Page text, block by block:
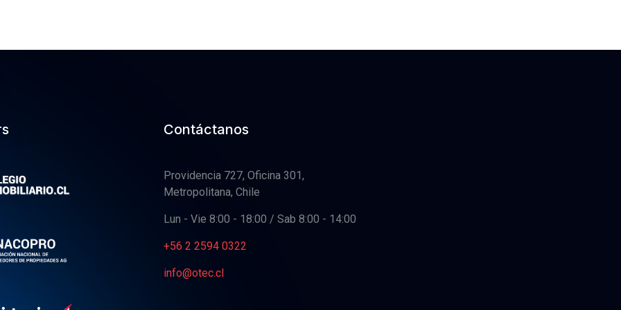
Contáctanos
Providencia 727, Oficina 301,
Metropolitana, Chile
Lun - Vie 8:00 - 18:00 / Sab 8:00 - 14:00
+56 2 2594 0322
info@otec.cl